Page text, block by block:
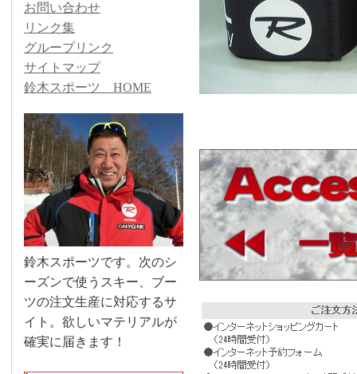
お問い合わせ
リンク集
グループリンク
サイトマップ
鈴木スポーツ HOME
鈴木スポーツです。次のシ
ーズンで使うスキー、ブー
ツの注文生産に対応するサ
イト。欲しいマテリアルが
確実に届きます！